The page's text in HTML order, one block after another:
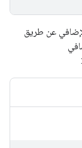
عن طريق